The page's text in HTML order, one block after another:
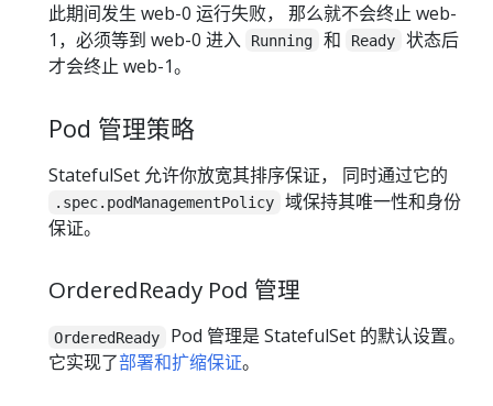
此期间发生 web-0 运行失败， 那么就不会终止 web-
1，必须等到 web-0 进入
Running 和 Ready
状态后
才会终止 web-1。
Pod 管理策略
StatefulSet 允许你放宽其排序保证， 同时通过它的
.spec.podManagementPolicy
域保持其唯一性和身份
保证。
OrderedReady Pod 管理
OrderedReady
Pod 管理是 StatefulSet 的默认设置。
它实现了部署和扩缩保证。